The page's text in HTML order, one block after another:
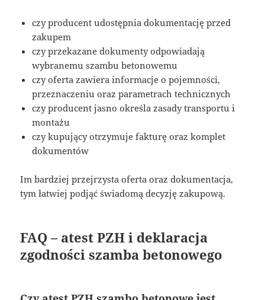
czy producent udostępnia dokumentację przed
zakupem
czy przekazane dokumenty odpowiadają
wybranemu szambu betonowemu
czy oferta zawiera informacje o pojemności,
przeznaczeniu oraz parametrach technicznych
czy producent jasno określa zasady transportu i
montażu
czy kupujący otrzymuje fakturę oraz komplet
dokumentów
Im bardziej przejrzysta oferta oraz dokumentacja,
tym łatwiej podjąć świadomą decyzję zakupową.
FAQ – atest PZH i deklaracja
zgodności szamba betonowego